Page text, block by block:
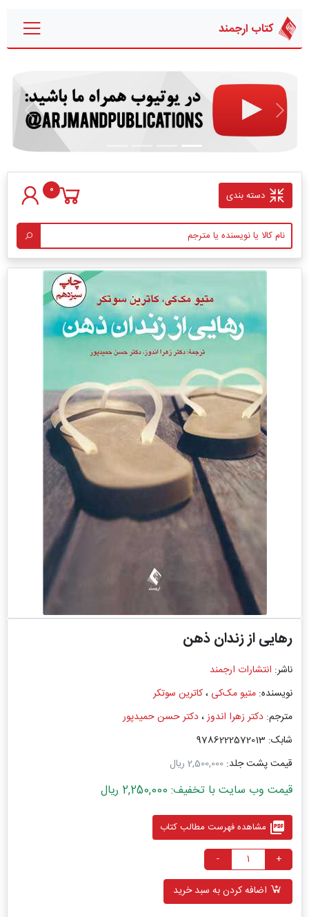
کتاب ارجمند
قبلی بعدی
دسته بندی 0
رهایی از زندان ذهن
ناشر: انتشارات ارجمند
نویسنده: متیو مک‌کی ،کاترین سوتکر
مترجم: دکتر زهرا اندوز،دکتر حسن حمیدپور
شابک: 9786222572013
قیمت پشت جلد: 2,500,000 ریال
قیمت وب سایت با تخفیف: 2,250,000 ریال
picture_as_pdf مشاهده فهرست مطالب کتاب
+
-
اضافه کردن به سبد خرید